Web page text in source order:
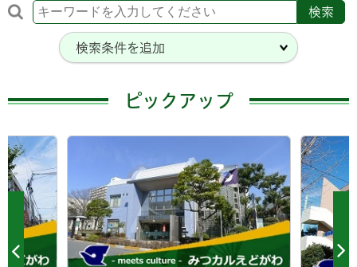
検索条件を追加
ピックアップ